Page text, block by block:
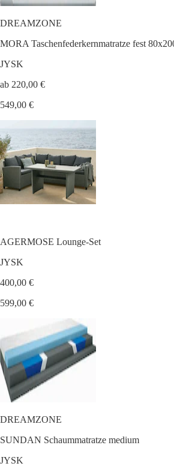
DREAMZONE
MORA Taschenfederkernmatratze fest
JYSK
ab 220,00 €
549,00 €
AGERMOSE Lounge-Set
JYSK
400,00 €
599,00 €
DREAMZONE
SUNDAN Schaummatratze medium
JYSK